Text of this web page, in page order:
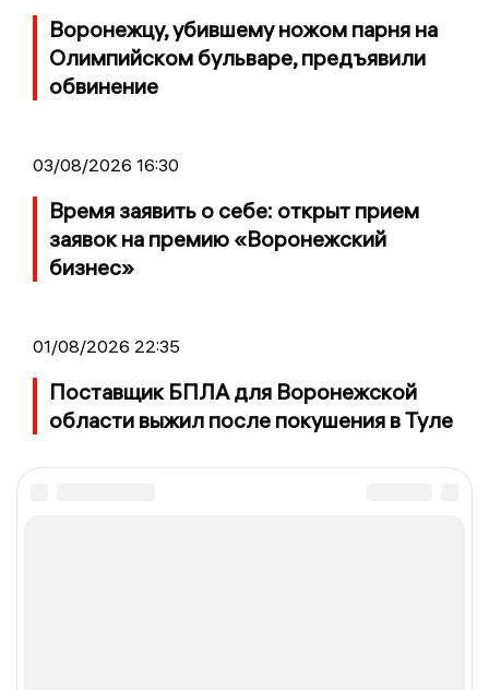
Воронежцу, убившему ножом парня на
Олимпийском бульваре, предъявили
обвинение
03/08/2026 16:30
Время заявить о себе: открыт прием
заявок на премию «Воронежский
бизнес»
01/08/2026 22:35
Поставщик БПЛА для Воронежской
области выжил после покушения в Туле